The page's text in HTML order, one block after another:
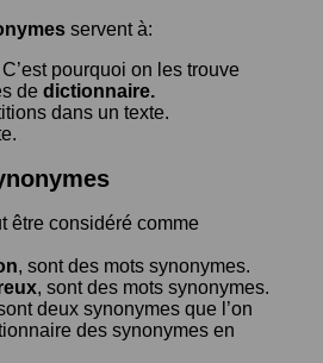
servent à:
pourquoi on les trouve
de dictionnaire.
dans un texte.
être considéré comme
, sont des mots synonymes.
, sont des mots synonymes.
deux synonymes que l’on
des synonymes en